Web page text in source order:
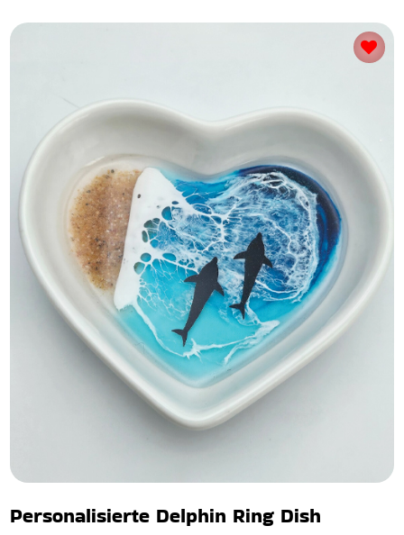
Personalisierte Delphin Ring Dish